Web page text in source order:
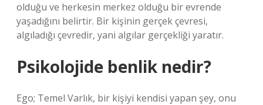
olduğu ve herkesin merkez olduğu bir evrende
yaşadığını belirtir. Bir kişinin gerçek çevresi,
algıladığı çevredir, yani algılar gerçekliği yaratır.
Psikolojide benlik nedir?
Ego; Temel Varlık, bir kişiyi kendisi yapan şey, onu